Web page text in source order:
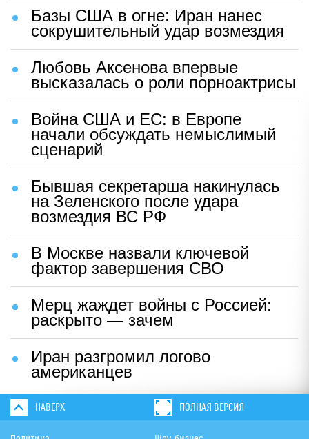
Базы США в огне: Иран нанес
сокрушительный удар возмездия
Любовь Аксенова впервые
высказалась о роли порноактрисы
Война США и ЕС: в Европе
начали обсуждать немыслимый
сценарий
Бывшая секретарша накинулась
на Зеленского после удара
возмездия ВС РФ
В Москве назвали ключевой
фактор завершения СВО
Мерц жаждет войны с Россией:
раскрыто — зачем
Иран разгромил логово
американцев
НАВЕРХ ПОЛНАЯ ВЕРСИЯ